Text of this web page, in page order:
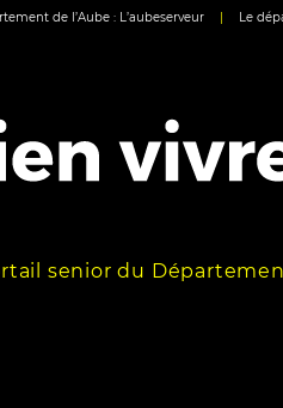
de l’Aube : L’aubeserveur | Le
senior du